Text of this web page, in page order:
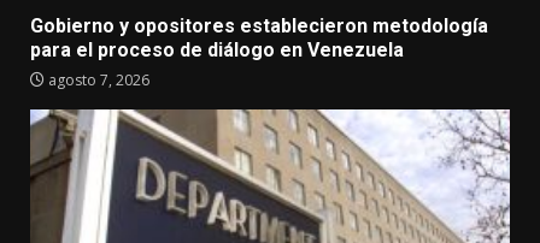
Gobierno y opositores establecieron metodología
para el proceso de diálogo en Venezuela
agosto 7, 2026